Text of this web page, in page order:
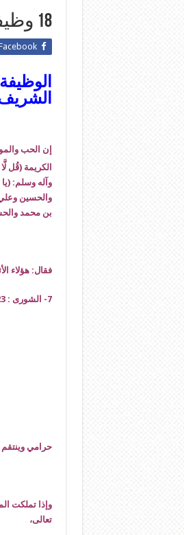
18 وظيفة في زمن الغيبة
إن الحب
الكريمة (قُل
وآله وسلم:
والحسين
بن محمد
فقال: هؤلاء
7- الشورى : 23
حرامي
وإذا تملكت
تعالى،